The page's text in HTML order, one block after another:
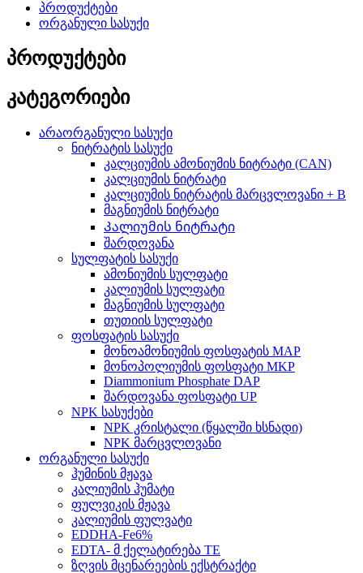
პროდუქტები
ორგანული სასუქი
პროდუქტები
კატეგორიები
არაორგანული სასუქი
ნიტრატის სასუქი
კალციუმის ამონიუმის ნიტრატი (CAN)
კალციუმის ნიტრატი
კალციუმის ნიტრატის მარცვლოვანი + B
მაგნიუმის ნიტრატი
Კალიუმის ნიტრატი
შარდოვანა
სულფატის სასუქი
ამონიუმის სულფატი
კალიუმის სულფატი
მაგნიუმის სულფატი
თუთიის სულფატი
ფოსფატის სასუქი
მონოამონიუმის ფოსფატის MAP
მონოპოლიუმის ფოსფატი MKP
Diammonium Phosphate DAP
შარდოვანა ფოსფატი UP
NPK სასუქები
NPK კრისტალი (წყალში ხსნადი)
NPK მარცვლოვანი
ორგანული სასუქი
ჰუმინის მჟავა
კალიუმის ჰუმატი
ფულვიკის მჟავა
კალიუმის ფულვატი
EDDHA-Fe6%
EDTA- მ ქელატირება TE
ზღვის მცენარეების ექსტრაქტი